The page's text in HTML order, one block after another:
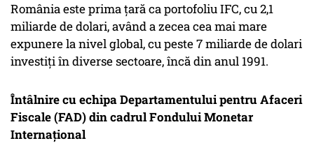
România este prima țară ca portofoliu IFC, cu 2,1
miliarde de dolari, având a zecea cea mai mare
expunere la nivel global, cu peste 7 miliarde de dolari
investiți în diverse sectoare, încă din anul 1991.
Întâlnire cu echipa Departamentului pentru Afaceri
Fiscale (FAD) din cadrul Fondului Monetar
Internațional